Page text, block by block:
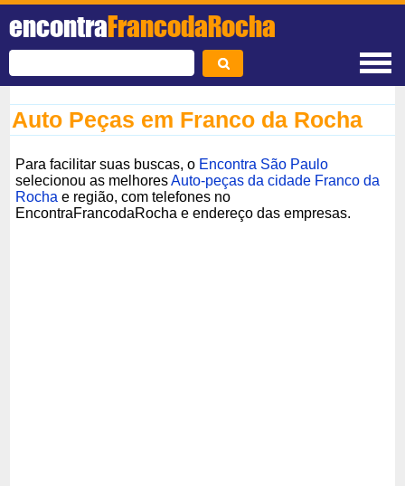
encontraFrancodaRocha
Auto Peças em Franco da Rocha
Para facilitar suas buscas, o Encontra São Paulo
selecionou as melhoresAuto-peças da cidade Franco da
Rocha e região, com telefones no
EncontraFrancodaRocha e endereço das empresas.